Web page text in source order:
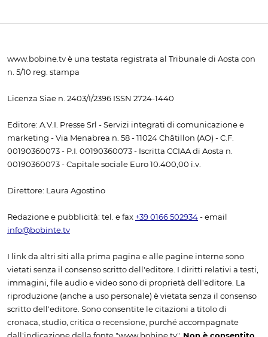
www.bobine.tv è una testata registrata al Tribunale di Aosta con
n. 5/10 reg. stampa
Licenza Siae n. 2403/I/2396 ISSN 2724-1440
Editore: A.V.I. Presse Srl - Servizi integrati di comunicazione e
marketing - Via Menabrea n. 58 - 11024 Châtillon (AO) - C.F.
00190360073 - P.I. 00190360073 - Iscritta CCIAA di Aosta n.
00190360073 - Capitale sociale Euro 10.400,00 i.v.
Direttore: Laura Agostino
Redazione e pubblicità: tel. e fax +39 0166 502934 - email
info@bobinte.tv
I link da altri siti alla prima pagina e alle pagine interne sono
vietati senza il consenso scritto dell'editore. I diritti relativi a testi,
immagini, file audio e video sono di proprietà dell'editore. La
riproduzione (anche a uso personale) è vietata senza il consenso
scritto dell'editore. Sono consentite le citazioni a titolo di
cronaca, studio, critica o recensione, purché accompagnate